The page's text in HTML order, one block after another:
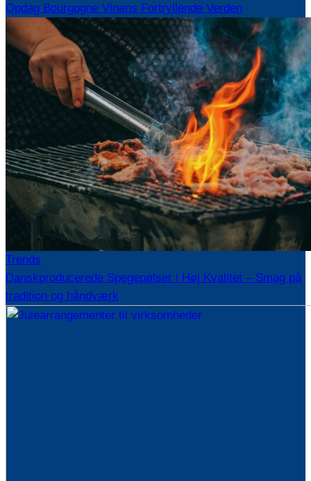
Opdag Bourgogne Vinens Fortryllende Verden
Trends
Danskproducerede Spegepølser i Høj Kvalitet – Smag på
tradition og håndværk